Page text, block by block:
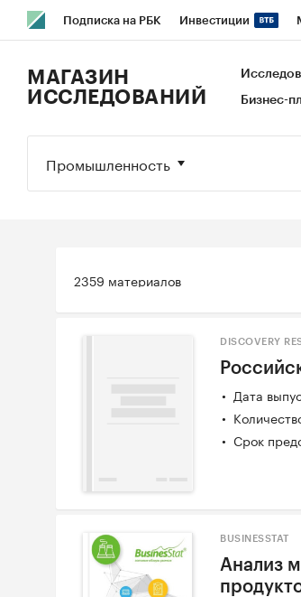
Подписка на РБК Инвестиции
Исследования Кредитные рейтинги
МАГАЗИН
ИССЛЕДОВАНИЙ
Бизнес-
Промышленность
2359 материалов
DISCOVERY
Дата
Срок
BUSINESSTAT
Анализ